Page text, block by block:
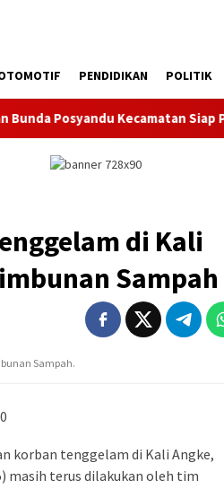
PENDIDIKAN POLITIK
Siap Perkuat Pelayanan Anak
di Kali
Sampah
Sampah.
korban tenggelam di Kali Angke,
masih terus dilakukan oleh tim